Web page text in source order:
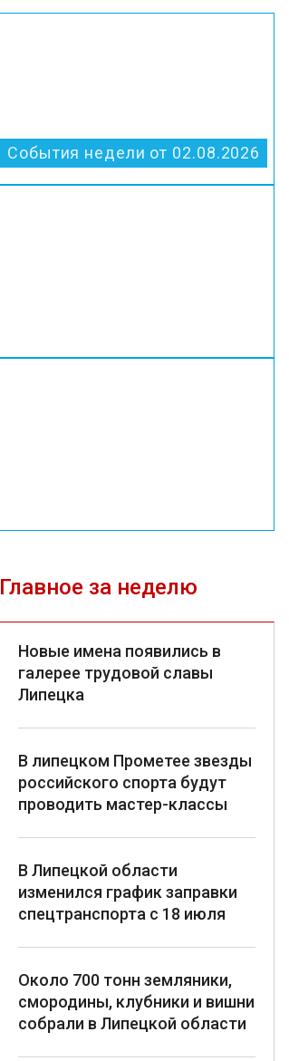
События недели от 02.08.2026
Главное за неделю
Новые имена появились в
галерее трудовой славы
Липецка
В липецком Прометее звезды
российского спорта будут
проводить мастер-классы
В Липецкой области
изменился график заправки
спецтранспорта с 18 июля
Около 700 тонн земляники,
смородины, клубники и вишни
собрали в Липецкой области